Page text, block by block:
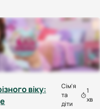
віку:
Сім'я
та
діти
1
хв